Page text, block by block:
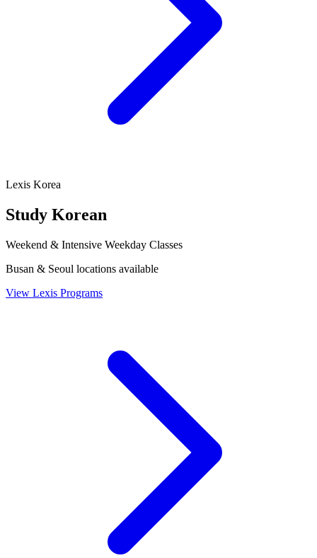
Lexis Korea
Study Korean
Weekend & Intensive Weekday Classes
Busan & Seoul locations available
View Lexis Programs